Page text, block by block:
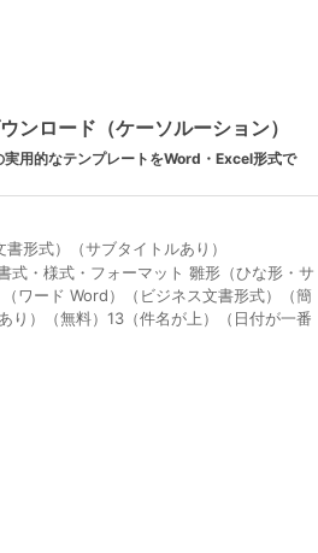
ンロード（ケーソルーション）
実用的なテンプレートをWord・Excel形式で
形式）（サブタイトルあり）
式・様式・フォーマット 雛形（ひな形・サ
ワード Word）（ビジネス文書形式）（簡
り）（無料）13（件名が上）（日付が一番